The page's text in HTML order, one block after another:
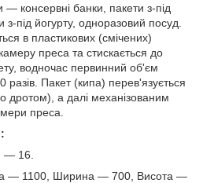
— консервні банки, пакети з-під
під йогурту, одноразовий посуд.
в пластикових (смічених)
преса та стискається до
водночас первинний об'єм
разів. Пакет (кипа) перев'язується
дротом), а далі механізованим
преса.
— 16.
— 1100, Ширина — 700, Висота —